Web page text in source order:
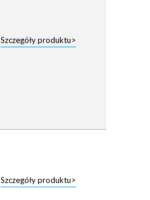
Szczegóły produktu>
Szczegóły produktu>